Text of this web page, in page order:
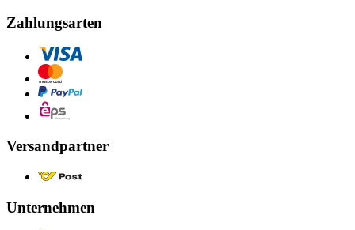
Zahlungsarten
Versandpartner
Unternehmen